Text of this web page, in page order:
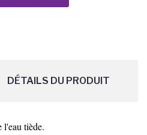
DÉTAILS DU PRODUIT
l'eau tiède.